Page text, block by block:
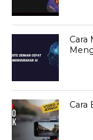
Cara
Cara